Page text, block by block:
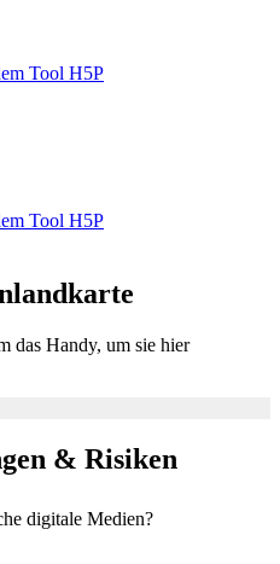
Tool H5P
Tool H5P
das Handy, um sie hier
& Risiken
digitale Medien?